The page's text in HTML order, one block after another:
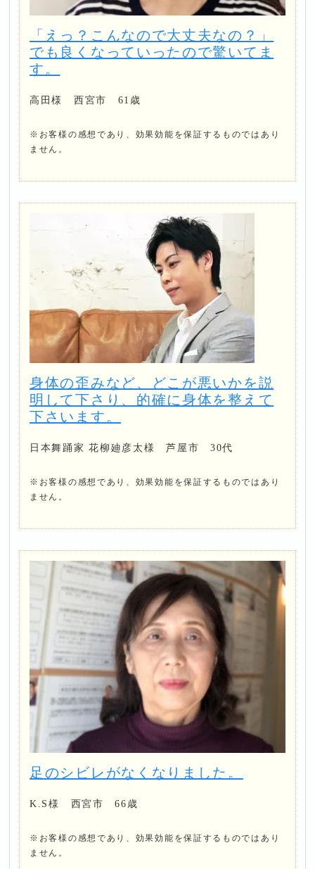
「えっ？こんなので大丈夫なの？」
でも良くなっていったので驚いてま
す。
高田様 西宮市 61歳
※お客様の感想であり、効果効能を保証するものではあり
ません。
身体の歪みなど、どこが悪いかを説
明して下さり、的確に身体を整えて
下さいます。
日本舞踊家 花柳廸彦太様 芦屋市 30代
※お客様の感想であり、効果効能を保証するものではあり
ません。
足のシビレがなくなりました。
K.S様 西宮市 66歳
※お客様の感想であり、効果効能を保証するものではあり
ません。